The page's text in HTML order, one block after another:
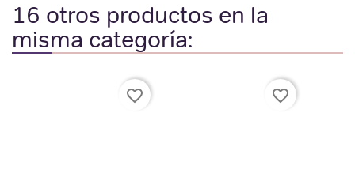
16 otros productos en la
misma categoría:
favorite_border favorite_border